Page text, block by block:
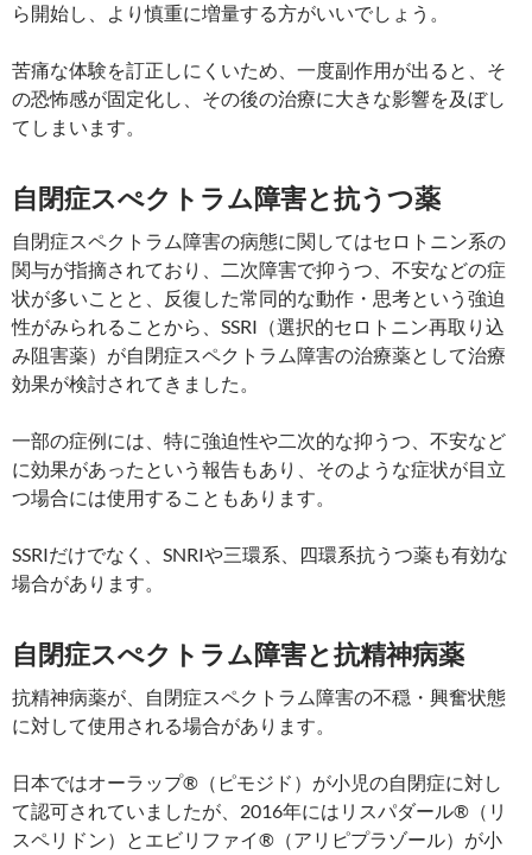
ら開始し、より慎重に増量する方がいいでしょう。
苦痛な体験を訂正しにくいため、一度副作用が出ると、そ
の恐怖感が固定化し、その後の治療に大きな影響を及ぼし
てしまいます。
自閉症スぺクトラム障害と抗うつ薬
自閉症スペクトラム障害の病態に関してはセロトニン系の
関与が指摘されており、二次障害で抑うつ、不安などの症
状が多いことと、反復した常同的な動作・思考という強迫
性がみられることから、SSRI（選択的セロトニン再取り込
み阻害薬）が自閉症スペクトラム障害の治療薬として治療
効果が検討されてきました。
一部の症例には、特に強迫性や二次的な抑うつ、不安など
に効果があったという報告もあり、そのような症状が目立
つ場合には使用することもあります。
SSRIだけでなく、SNRIや三環系、四環系抗うつ薬も有効な
場合があります。
自閉症スぺクトラム障害と抗精神病薬
抗精神病薬が、自閉症スペクトラム障害の不穏・興奮状態
に対して使用される場合があります。
日本ではオーラップ®（ピモジド）が小児の自閉症に対し
て認可されていましたが、2016年にはリスパダール®（リ
スペリドン）とエビリファイ®（アリピプラゾール）が小